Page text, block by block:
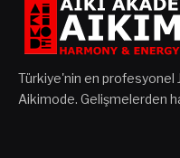
Türkiye'nin en profesyonel
Aikimode. Gelişmelerden